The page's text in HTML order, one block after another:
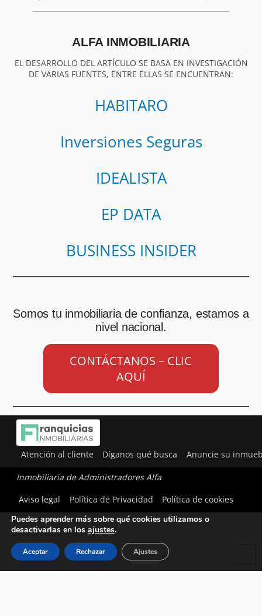
ALFA INMOBILIARIA
EL DESARROLLO DEL ARTÍCULO SE BASA EN INVESTIGACIÓN
DE VARIAS FUENTES, ENTRE ELLAS SE ENCUENTRAN:
HABITARO
Inversiones Seguras
IDEALISTA
EP DATA
BUSINESS INSIDER
Somos tu inmobiliaria de confianza, estamos a
nivel nacional.
CONTÁCTANOS – CLIC
AQUÍ
Atención al cliente Díganos qué busca Anuncie su
Inmobiliaria de Administradores Alfa
Aviso legal
Política de Privacidad Política de cookies
Utilizamos cookies para ofrecerte la mejor experiencia en
Puedes aprender más sobre qué cookies utilizamos o
desactivarlas en los ajustes.
Aceptar Rechazar Ajustes